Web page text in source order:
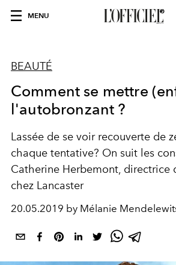
MENU
BEAUTÉ
Comment se mettre
l'autobronzant ?
Lassée de se voir recouverte de
chaque tentative? On suit les
Catherine Herbemont, directrice
chez Lancaster
20.05.2019 by Mélanie